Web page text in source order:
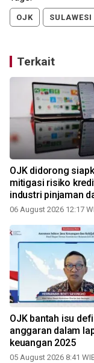
OJK
Terkait
OJK didorong
mitigasi risiko
industri
06 August 2026 12:17
OJK bantah isu
anggaran dalam
keuangan 2025
05 August 2026 8:41